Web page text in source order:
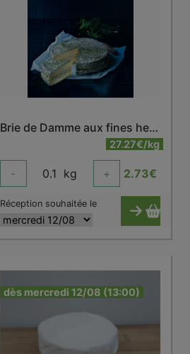
Brie de Damme aux fines herbes bio
27.27€/kg
- 0.1 kg + 2.73€
Réception souhaitée le
dès mercredi 12/08 (13:00)